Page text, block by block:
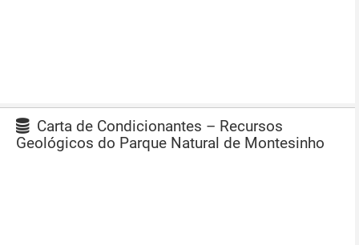
Carta de Condicionantes – Recursos
Geológicos do Parque Natural de Montesinho